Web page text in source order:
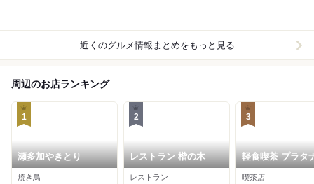
近くのグルメ情報まとめをもっと見る
周辺のお店ランキング
1
瀬多加やきとり
焼き鳥
2
レストラン 楷の木
レストラン
3
軽食喫茶 プラタ
喫茶店